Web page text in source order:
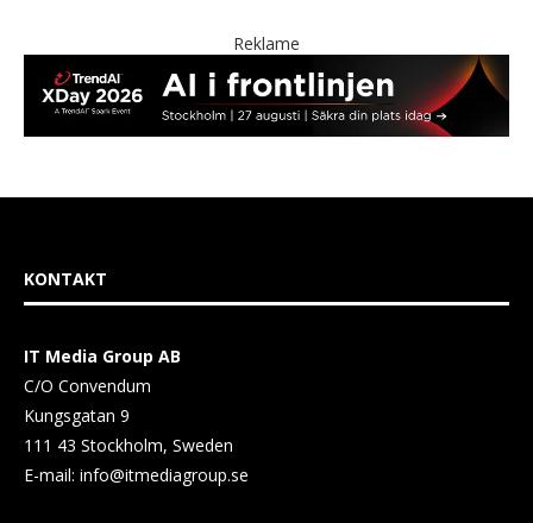
Reklame
KONTAKT
IT Media Group AB
C/O Convendum
Kungsgatan 9
111 43 Stockholm, Sweden
E-mail: info@itmediagroup.se